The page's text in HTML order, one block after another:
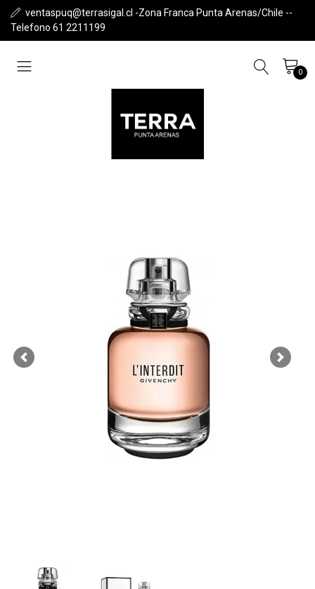
ventaspuq@terrasigal.cl -Zona Franca Punta Arenas/Chile --
Telefono 61 2211199
0
Previous Next